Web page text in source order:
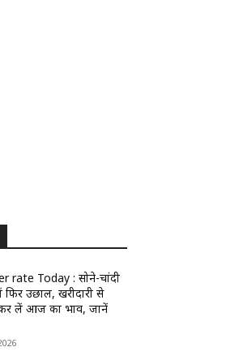
rate Today : सोने-चांदी
फिर उछाल, खरीदारी से
लें आज का भाव, जानें